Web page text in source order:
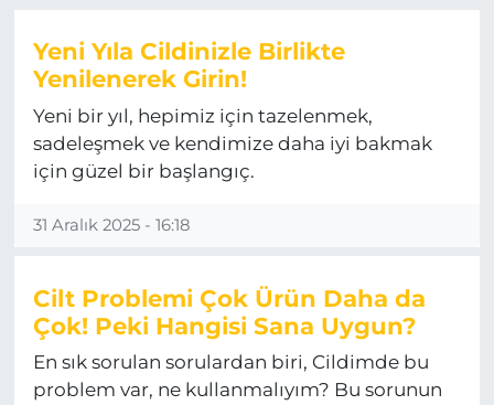
Yeni Yıla Cildinizle Birlikte
Yenilenerek Girin!
Yeni bir yıl, hepimiz için tazelenmek,
sadeleşmek ve kendimize daha iyi bakmak
için güzel bir başlangıç.
31 Aralık 2025 - 16:18
Cilt Problemi Çok Ürün Daha da
Çok! Peki Hangisi Sana Uygun?
En sık sorulan sorulardan biri, Cildimde bu
problem var, ne kullanmalıyım? Bu sorunun